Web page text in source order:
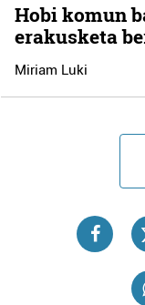
Hobi komun
erakusketa
Miriam Luki